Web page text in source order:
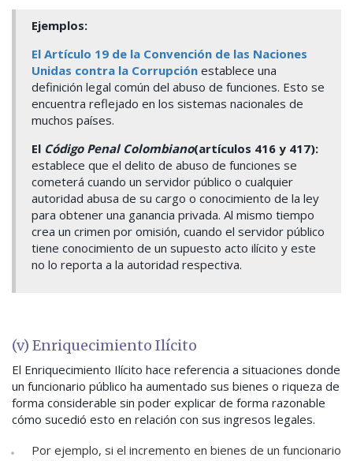
Ejemplos:
El Artículo 19 de la Convención de las Naciones
Unidas contra la Corrupción establece una
definición legal común del abuso de funciones. Esto se
encuentra reflejado en los sistemas nacionales de
muchos países.
El Código Penal Colombiano(artículos 416 y 417):
establece que el delito de abuso de funciones se
cometerá cuando un servidor público o cualquier
autoridad abusa de su cargo o conocimiento de la ley
para obtener una ganancia privada. Al mismo tiempo
crea un crimen por omisión, cuando el servidor público
tiene conocimiento de un supuesto acto ilícito y este
no lo reporta a la autoridad respectiva.
(v) Enriquecimiento Ilícito
El Enriquecimiento Ilícito hace referencia a situaciones donde
un funcionario público ha aumentado sus bienes o riqueza de
forma considerable sin poder explicar de forma razonable
cómo sucedió esto en relación con sus ingresos legales.
Por ejemplo, si el incremento en bienes de un funcionario